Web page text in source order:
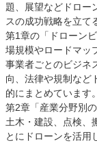
題、展望などドロー
スの成功戦略を立て
第1章の「ドローン
場規模やロードマッ
事業者ごとのビジネ
向、法律や規制など
的にまとめています。
第2章「産業分野別
土木・建設、点検、
とにドローンを活用